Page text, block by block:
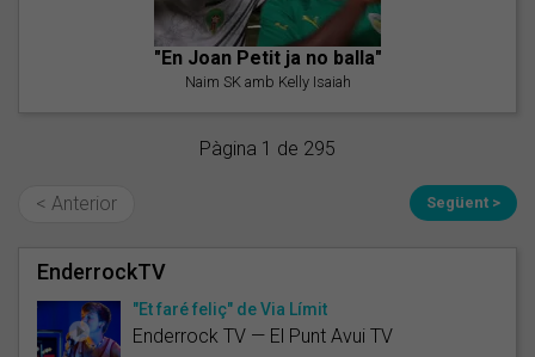
"En Joan Petit ja no balla"
Naim SK amb Kelly Isaiah
Pàgina 1 de 295
< Anterior Següent >
EnderrockTV
"Et faré feliç" de Via Límit
Enderrock TV — El Punt Avui TV